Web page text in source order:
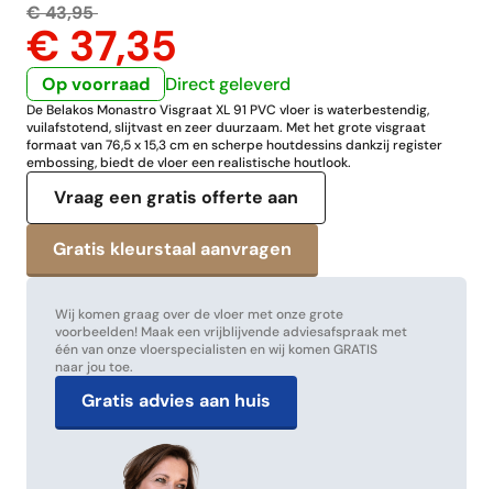
€ 37,35
€ 43,95
Op voorraad Direct geleverd
De Belakos Monastro Visgraat XL 91 PVC vloer is waterbestendig,
vuilafstotend, slijtvast en zeer duurzaam. Met het grote visgraat
formaat van 76,5 x 15,3 cm en scherpe houtdessins dankzij register
embossing, biedt de vloer een realistische houtlook.
Vraag een gratis offerte aan
Wij komen graag over de vloer met onze grote
voorbeelden! Maak een vrijblijvende adviesafspraak met
één van onze vloerspecialisten en wij komen GRATIS
naar jou toe.
Gratis advies aan huis